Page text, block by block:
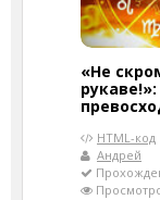
«Не
HTML-код
Андрей